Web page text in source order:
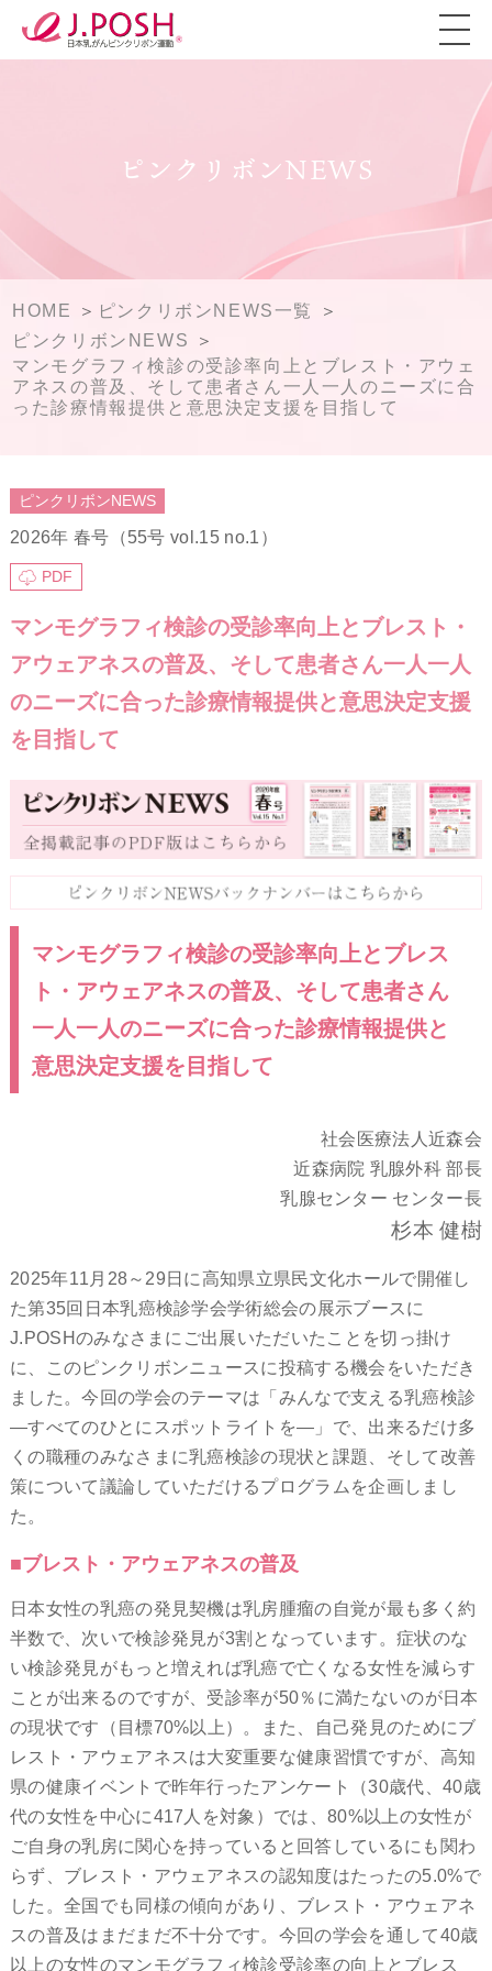
ピンクリボンNEWS
HOME
ピンクリボンNEWS一覧
ピンクリボンNEWS
マンモグラフィ検診の受診率向上とブレスト・アウェ
アネスの普及、そして患者さん一人一人のニーズに合
った診療情報提供と意思決定支援を目指して
ピンクリボンNEWS
2026年 春号（55号 vol.15 no.1）
PDF
マンモグラフィ検診の受診率向上とブレスト・
アウェアネスの普及、そして患者さん一人一人
のニーズに合った診療情報提供と意思決定支援
を目指して
マンモグラフィ検診の受診率向上とブレス
ト・アウェアネスの普及、そして患者さん
一人一人のニーズに合った診療情報提供と
意思決定支援を目指して
社会医療法人近森会
近森病院 乳腺外科 部長
乳腺センター センター長
杉本 健樹
2025年11月28～29日に高知県立県民文化ホールで開催し
た第35回日本乳癌検診学会学術総会の展示ブースに
J.POSHのみなさまにご出展いただいたことを切っ掛け
に、このピンクリボンニュースに投稿する機会をいただき
ました。今回の学会のテーマは「みんなで支える乳癌検診
―すべてのひとにスポットライトを―」で、出来るだけ多
くの職種のみなさまに乳癌検診の現状と課題、そして改善
策について議論していただけるプログラムを企画しまし
た。
■ブレスト・アウェアネスの普及
日本女性の乳癌の発見契機は乳房腫瘤の自覚が最も多く約
半数で、次いで検診発見が3割となっています。症状のな
い検診発見がもっと増えれば乳癌で亡くなる女性を減らす
ことが出来るのですが、受診率が50％に満たないのが日本
の現状です（目標70%以上）。また、自己発見のためにブ
レスト・アウェアネスは大変重要な健康習慣ですが、高知
県の健康イベントで昨年行ったアンケート（30歳代、40歳
代の女性を中心に417人を対象）では、80%以上の女性が
ご自身の乳房に関心を持っていると回答しているにも関わ
らず、ブレスト・アウェアネスの認知度はたったの5.0%で
した。全国でも同様の傾向があり、ブレスト・アウェアネ
スの普及はまだまだ不十分です。今回の学会を通して40歳
以上の女性のマンモグラフィ検診受診率の向上とブレス